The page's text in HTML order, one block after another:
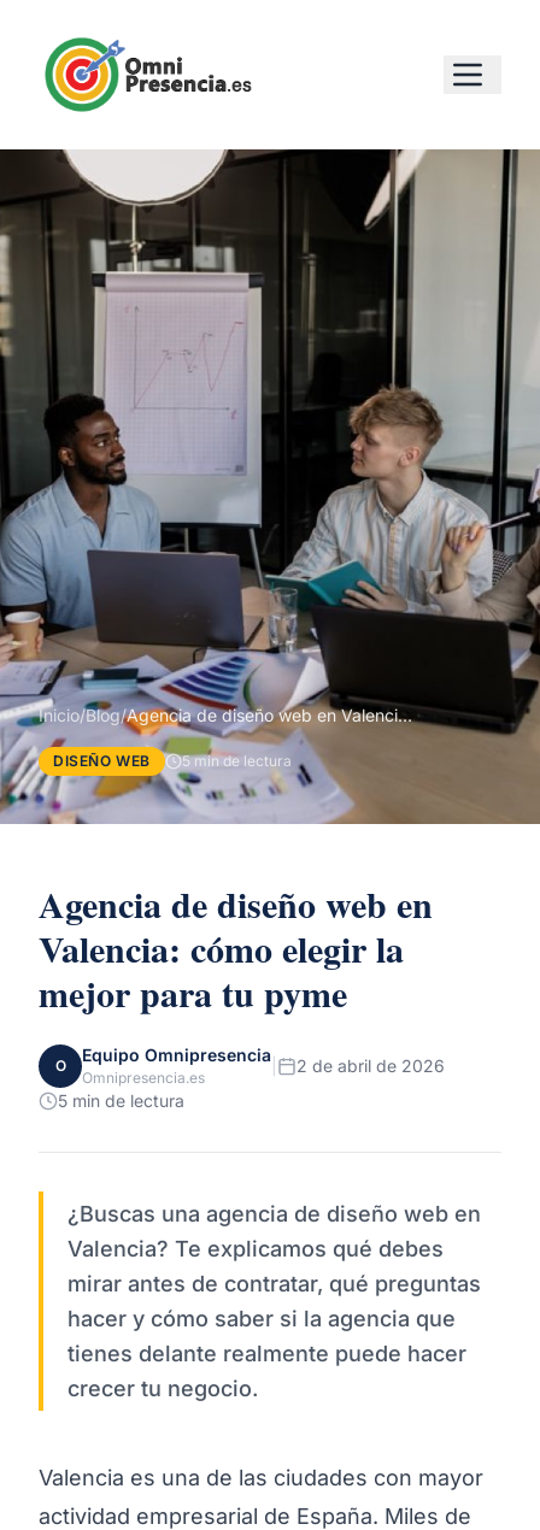
Inicio/Blog/ Agencia de diseño web en Valencia: cómo elegir la mejor para tu pyme
DISEÑO WEB 5 min de lectura
Agencia de diseño web en
Valencia: cómo elegir la
mejor para tu pyme
O
Equipo Omnipresencia
Omnipresencia.es
2 de abril de 2026
5 min de lectura
¿Buscas una agencia de diseño web en
Valencia? Te explicamos qué debes
mirar antes de contratar, qué preguntas
hacer y cómo saber si la agencia que
tienes delante realmente puede hacer
crecer tu negocio.
Valencia es una de las ciudades con mayor
actividad empresarial de España. Miles de